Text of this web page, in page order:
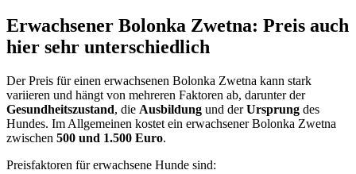
Erwachsener Bolonka Zwetna: Preis auch
hier sehr unterschiedlich
Der Preis für einen erwachsenen Bolonka Zwetna kann stark
variieren und hängt von mehreren Faktoren ab, darunter der
Gesundheitszustand, die Ausbildung und derUrsprung des
Hundes. Im Allgemeinen kostet ein erwachsener Bolonka Zwetna
zwischen 500 und 1.500 Euro.
Preisfaktoren für erwachsene Hunde sind: